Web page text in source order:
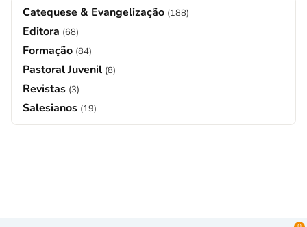
Catequese & Evangelização (188)
Editora (68)
Formação (84)
Pastoral Juvenil (8)
Revistas (3)
Salesianos (19)